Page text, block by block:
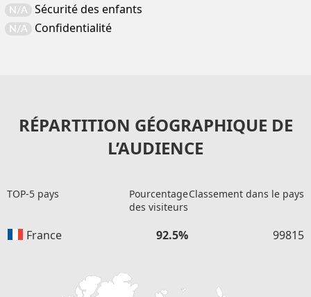
N/A Sécurité des enfants
N/A Confidentialité
RÉPARTITION GÉOGRAPHIQUE DE
L’AUDIENCE
TOP-5 pays
Pourcentage
des visiteurs
Classement dans le pays
France 92.5% 99815